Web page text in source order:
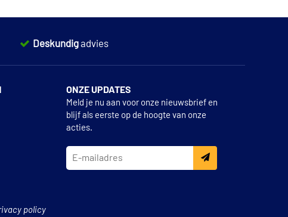
Deskundigadvies
ONZE UPDATES
Meld je nu aan voor onze nieuwsbrief en
blijf als eerste op de hoogte van onze
acties.
policy